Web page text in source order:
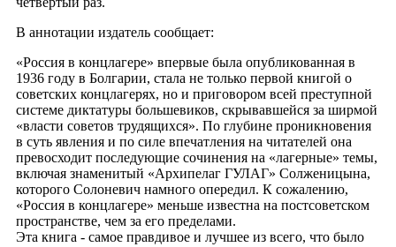
В аннотации издатель сообщает:
«Россия в концлагере» впервые была опубликованная в
1936 году в Болгарии, стала не только первой книгой о
советских концлагерях, но и приговором всей преступной
системе диктатуры большевиков, скрывавшейся за ширмой
«власти советов трудящихся». По глубине проникновения
в суть явления и по силе впечатления на читателей она
превосходит последующие сочинения на «лагерные» темы,
включая знаменитый «Архипелаг ГУЛАГ» Солженицына,
которого Солоневич намного опередил. К сожалению,
«Россия в концлагере» меньше известна на постсоветском
пространстве, чем за его пределами.
Эта книга - самое правдивое и лучшее из всего, что было